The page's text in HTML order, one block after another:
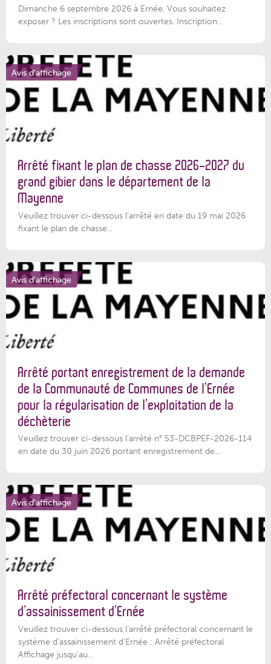
Dimanche 6 septembre 2026 à Ernée. Vous souhaitez
exposer ? Les inscriptions sont ouvertes. Inscription...
Avis d'affichage
Arrêté fixant le plan de chasse 2026-2027 du
grand gibier dans le département de la
Mayenne
Veuillez trouver ci-dessous l’arrêté en date du 19 mai 2026
fixant le plan de chasse...
Avis d'affichage
Arrêté portant enregistrement de la demande
de la Communauté de Communes de l’Ernée
pour la régularisation de l’exploitation de la
déchèterie
Veuillez trouver ci-dessous l'arrêté n° 53-DCBPEF-2026-114
en date du 30 juin 2026 portant enregistrement de...
Avis d'affichage
Arrêté préfectoral concernant le système
d’assainissement d’Ernée
Veuillez trouver ci-dessous l’arrêté préfectoral concernant le
système d'assainissement d'Ernée : Arrêté préfectoral
Affichage jusqu'au...